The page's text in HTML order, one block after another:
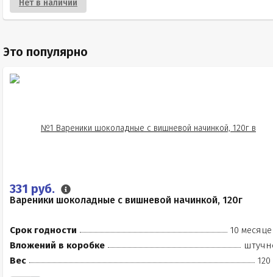
Нет в наличии
Это популярно
331 руб.
Вареники шоколадные с вишневой начинкой, 120г
Срок годности
10
Вложений в коробке
Вес
120